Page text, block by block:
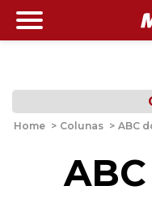
Home > Colunas > ABC